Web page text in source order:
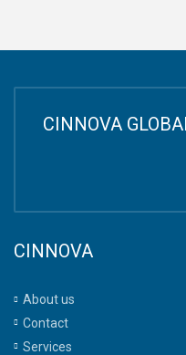
CINNOVA
CINNOVA
About us
Contact
Services